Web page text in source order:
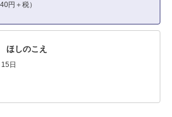
円＋税）
ほしのこえ
日